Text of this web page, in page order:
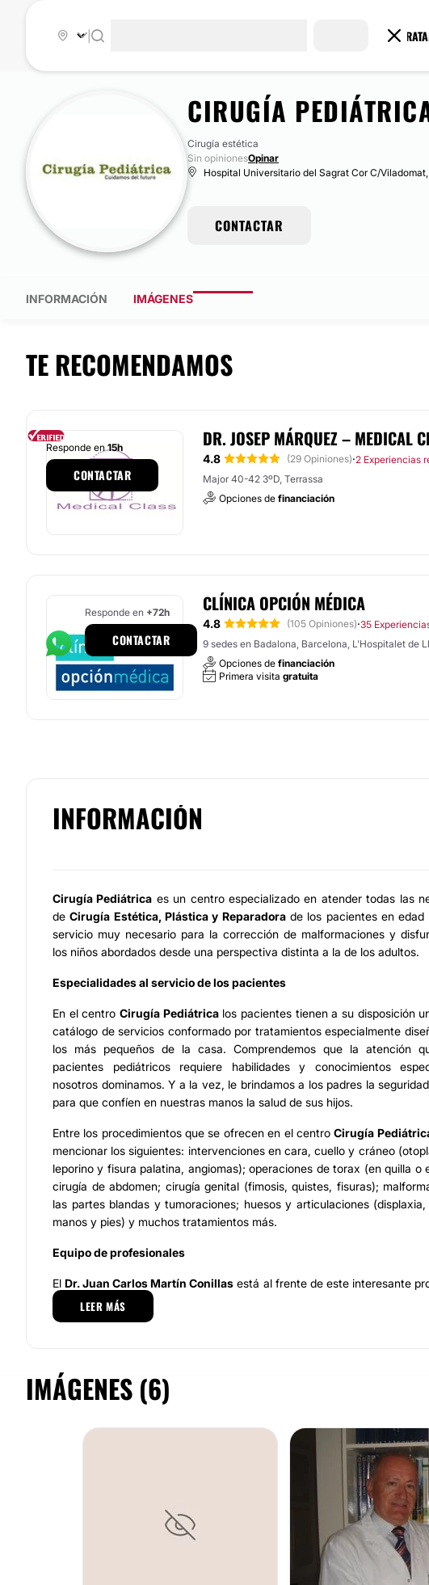
CIRUGÍA
Cirugía estética
Sin opinionesOpinar
Hospital Universitario del Sagrat Cor C/
CONTACTAR
INFORMACIÓN IMÁGENES
TE RECOMENDAMOS
DR. JOSEP MÁRQUEZ – MEDICAL
4.8 (29 Opiniones)·2 Experiencias
Major 40-42 3ºD, Terrassa
Opciones de financiación
Responde en15h
CONTACTAR
CLÍNICA OPCIÓN MÉDICA
4.8 (105 Opiniones)·35
9 sedes en Badalona, Barcelona, L'Hospitalet de
Opciones de financiación
Primera visita gratuita
Responde en +72h
CONTACTAR
INFORMACIÓN
Cirugía Pediátrica es un centro especializado en atender todas las
deCirugía Estética, Plástica y Reparadorade los pacientes en edad
servicio muy necesario para la corrección de malformaciones y
los niños abordados desde una perspectiva distinta a la de los adultos.
Especialidades al servicio de los pacientes
En el centro Cirugía Pediátricalos pacientes tienen a su disposición
catálogo de servicios conformado por tratamientos especialmente
los más pequeños de la casa. Comprendemos que la atención
pacientes pediátricos requiere habilidades y conocimientos
nosotros dominamos. Y a la vez, le brindamos a los padres la
para que confíen en nuestras manos la salud de sus hijos.
Entre los procedimientos que se ofrecen en el centroCirugía
mencionar los siguientes: intervenciones en cara, cuello y cráneo
leporino y fisura palatina, angiomas); operaciones de torax (en quilla o
cirugía de abdomen; cirugía genital (fimosis, quistes, fisuras);
las partes blandas y tumoraciones; huesos y articulaciones (displaxia,
manos y pies) y muchos tratamientos más.
Equipo de profesionales
ElDr. Juan Carlos Martín Conillas está al frente de este interesante
conforma el centro
calificado, con toda la formación requerida para tratar los tejidos
conforma el equipo de trabajo el especialista
profesional responsable y comprometido con la práctica de su oficio.
sus profesionales trabajan en el
, ubicado en la ciudad de
constituye el centro sanitario privado más grande y completo de esta
Posibilidad de videoconsulta:
LEER MÁS
IMÁGENES (6)